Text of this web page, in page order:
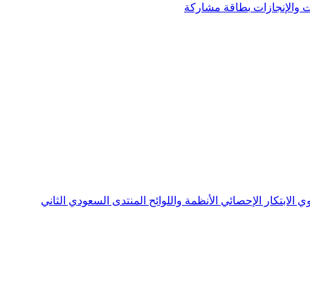
والإنجازات بطاقة مشاركة
الابتكار الإحصائي الأنظمة واللوائح المنتدى السعودي الثاني